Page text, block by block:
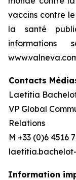
vaccins contre
la santé
Contacts
Laetitia
VP Global
Relations
M +33 (0)6 4516
Information